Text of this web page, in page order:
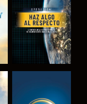
VE
VE